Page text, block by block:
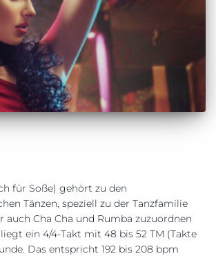
für Soße) gehört zu den
Tänzen, speziell zu der Tanzfamilie
auch Cha Cha und Rumba zuzuordnen
ein 4/4-Takt mit 48 bis 52 TM (Takte
Das entspricht 192 bis 208 bpm